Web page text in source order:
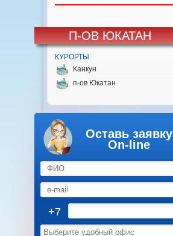
П-ОВ ЮКАТАН
КУРОРТЫ
Канкун
п-ов Юкатан
Оставь заявку
On-line
+7